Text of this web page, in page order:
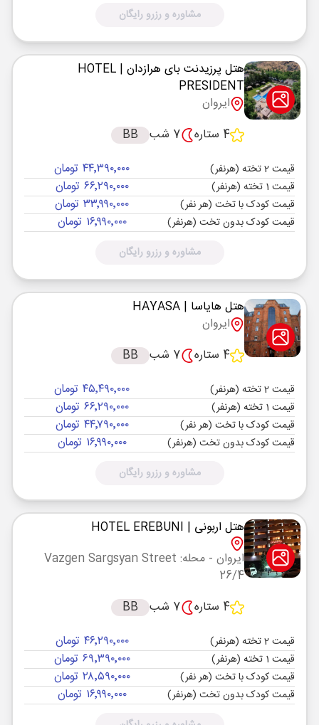
مشاوره و رزرو رایگان
هتل پرزیدنت بای هرازدان | HOTEL
PRESIDENT
ایروان
4 ستاره
7 شب BB
قیمت 2 تخته (هرنفر) ۴۴٬۳۹۰٬۰۰۰ تومان
قیمت 1 تخته (هرنفر) ۶۶٬۲۹۰٬۰۰۰ تومان
قیمت کودک با تخت (هر نفر) ۳۳٬۹۹۰٬۰۰۰ تومان
قیمت کودک بدون تخت (هرنفر) ۱۶٬۹۹۰٬۰۰۰ تومان
مشاوره و رزرو رایگان
هتل هایاسا | HAYASA
ایروان
4 ستاره
7 شب BB
قیمت 2 تخته (هرنفر) ۴۵٬۴۹۰٬۰۰۰ تومان
قیمت 1 تخته (هرنفر) ۶۶٬۲۹۰٬۰۰۰ تومان
قیمت کودک با تخت (هر نفر) ۴۴٬۷۹۰٬۰۰۰ تومان
قیمت کودک بدون تخت (هرنفر) ۱۶٬۹۹۰٬۰۰۰ تومان
مشاوره و رزرو رایگان
هتل اربونی | HOTEL EREBUNI
ایروان
- محله: Vazgen Sargsyan Street
26/4
4 ستاره
7 شب BB
قیمت 2 تخته (هرنفر) ۴۶٬۲۹۰٬۰۰۰ تومان
قیمت 1 تخته (هرنفر) ۶۹٬۳۹۰٬۰۰۰ تومان
قیمت کودک با تخت (هر نفر) ۲۸٬۵۹۰٬۰۰۰ تومان
قیمت کودک بدون تخت (هرنفر) ۱۶٬۹۹۰٬۰۰۰ تومان